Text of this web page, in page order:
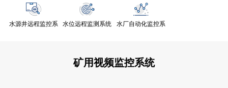
水源井远程监控系
水位远程监测系统
水厂自动化监控系
矿用视频监控系统